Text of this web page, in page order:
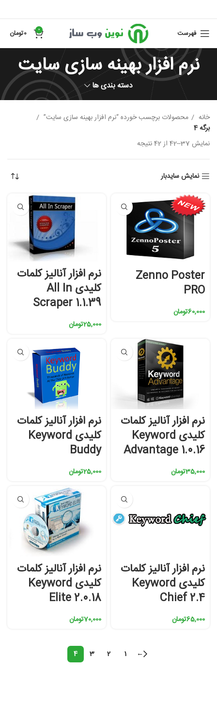
فهرست 0
0تومان
نرم افزار بهینه سازی سایت
دسته بندی ها
خانه
محصولات برچسب خورده “نرم افزار بهینه سازی سایت”
برگه 4
نمایش 37–42 از 42 نتیجه
نمایش سایدبار
Zenno Poster
PRO
60,000تومان
نرم افزار آنالیز کلمات
کلیدی All In
Scraper 1.1.39
25,000تومان
نرم افزار آنالیز کلمات
کلیدی Keyword
Advantage 1.0.16
35,000تومان
نرم افزار آنالیز کلمات
کلیدی Keyword
Buddy
25,000تومان
نرم افزار آنالیز کلمات
کلیدی Keyword
Chief 2.4
65,000تومان
نرم افزار آنالیز کلمات
کلیدی Keyword
Elite 2.0.18
70,000تومان
←
1
2
3
4